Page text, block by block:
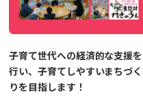
子育て世代への経済的な支援を
行い、子育てしやすいまちづく
りを目指します！